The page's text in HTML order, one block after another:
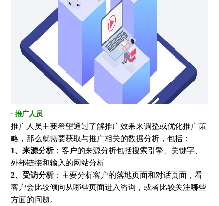
· 推广人员
推广人员主要希望通过了解推广效果来调整或优化推广策
略，那么就需要获取与推广相关的数据分析，包括：
1、来源分析：客户的来源分析包括搜索引擎、关键字、
外部链接和输入的网站分析
2、受访分析：主要分析客户的落地页面和对话页面，看
客户会比较倾向从哪些页面进入咨询，或者比较关注哪些
方面的问题。